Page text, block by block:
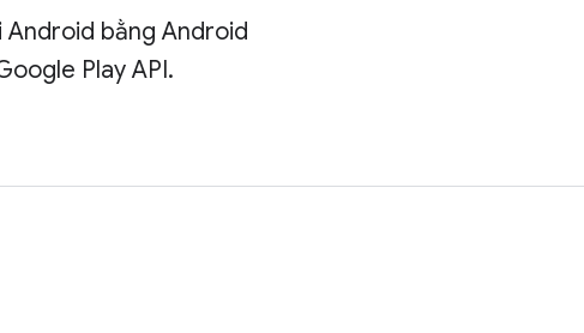
bằng Android
Play API.